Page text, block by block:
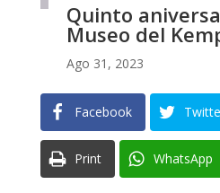
Quinto
Museo del
Ago 31, 2023
Facebook
Print WhatsApp